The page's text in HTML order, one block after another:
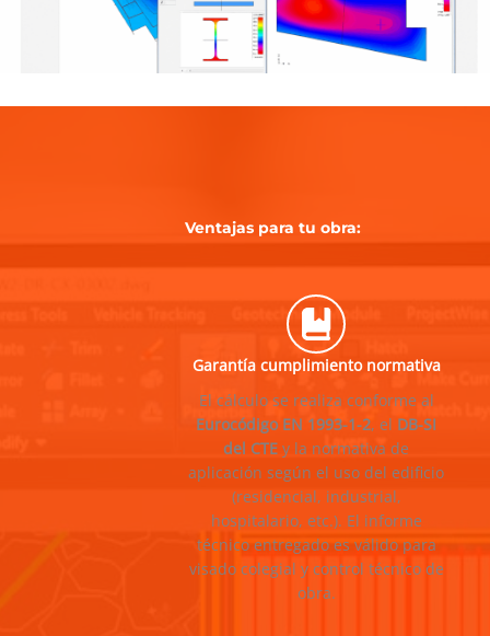
Ventajas para tu obra:
Garantía cumplimiento normativa
El cálculo se realiza conforme al
Eurocódigo EN 1993-1-2, el DB-SI
del CTE y la normativa de
aplicación según el uso del edificio
(residencial, industrial,
hospitalario, etc.). El informe
técnico entregado es válido para
visado colegial y control técnico de
obra.